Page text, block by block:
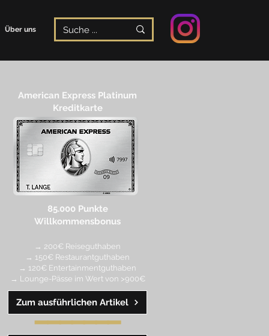
Über uns
American Express Platinum
Kreditkarte
85.000 Punkte
Willkommensbonus
→ 200€ Reiseguthaben
→ 150€ Restaurantguthaben
→ 120€ Entertainmentguthaben
→ Lounge-Pässe im Wert von >900€
━━━━━━━
Zum ausführlichen Artikel